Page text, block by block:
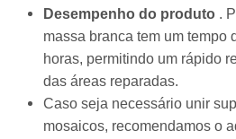
Desempenho do produto .
massa branca tem um tempo
horas, permitindo um rápido
das áreas reparadas.
Caso seja necessário unir
mosaicos, recomendamos o